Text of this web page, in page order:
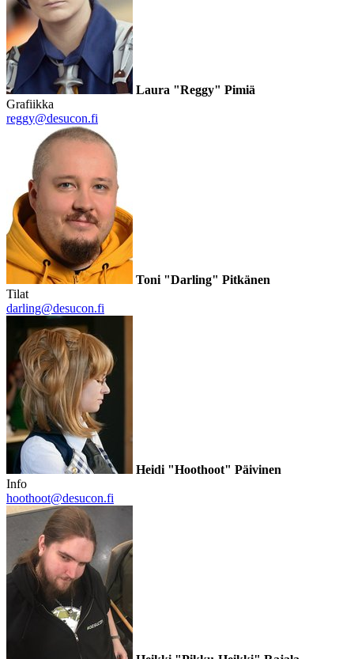
Laura "Reggy" Pimiä
Grafiikka
reggy@desucon.fi
Toni "Darling" Pitkänen
Tilat
darling@desucon.fi
Heidi "Hoothoot" Päivinen
Info
hoothoot@desucon.fi